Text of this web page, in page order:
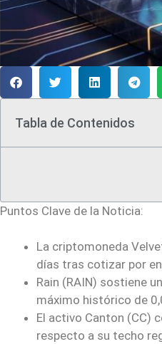
Tabla de Contenidos
Puntos Clave de la Noticia:
La criptomoneda
días tras cotizar por
Rain (RAIN) sostiene
máximo histórico de
El activo Canton (CC)
respecto a su techo